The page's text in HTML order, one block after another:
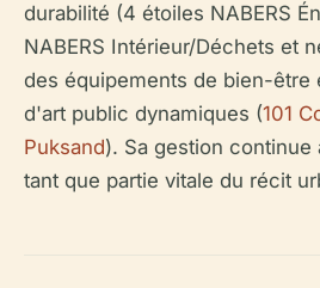
durabilité (4 étoiles NABERS
NABERS Intérieur/Déchets et
des équipements de bien-être
d'art public dynamiques (101
Puksand). Sa gestion continue
tant que partie vitale du récit